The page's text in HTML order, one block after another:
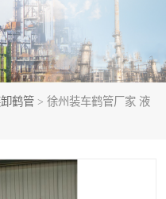
鹤管 > 徐州装车鹤管厂家 液
LNG低温鹤管
液化气鹤管
活动梯栈台
装车鹤管